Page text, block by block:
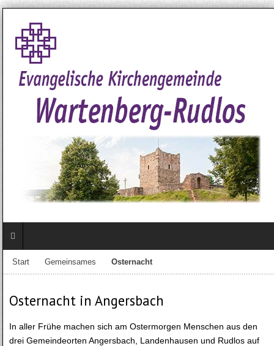
Start Gemeinsames Osternacht
Osternacht in Angersbach
In aller Frühe machen sich am Ostermorgen Menschen aus den
drei Gemeindeorten Angersbach, Landenhausen und Rudlos auf